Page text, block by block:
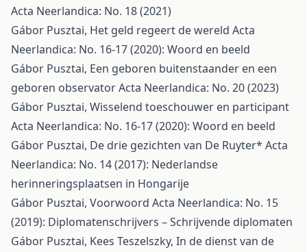
Acta Neerlandica: No. 18 (2021)
Gábor Pusztai, Het geld regeert de wereld Acta
Neerlandica: No. 16-17 (2020): Woord en beeld
Gábor Pusztai, Een geboren buitenstaander en een
geboren observatorActa Neerlandica: No. 20 (2023)
Gábor Pusztai, Wisselend toeschouwer en participant
Acta Neerlandica: No. 16-17 (2020): Woord en beeld
Gábor Pusztai, De drie gezichten van De Ruyter* Acta
Neerlandica: No. 14 (2017): Nederlandse
herinneringsplaatsen in Hongarije
Gábor Pusztai, Voorwoord Acta Neerlandica: No. 15
(2019): Diplomatenschrijvers – Schrijvende diplomaten
Gábor Pusztai, Kees Teszelszky, In de dienst van de